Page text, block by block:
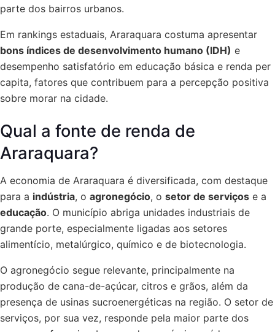
parte dos bairros urbanos.
Em rankings estaduais, Araraquara costuma apresentar
bons índices de desenvolvimento humano (IDH) e
desempenho satisfatório em educação básica e renda per
capita, fatores que contribuem para a percepção positiva
sobre morar na cidade.
Qual a fonte de renda de
Araraquara?
A economia de Araraquara é diversificada, com destaque
para a indústria, o agronegócio, o setor de serviços e a
educação. O município abriga unidades industriais de
grande porte, especialmente ligadas aos setores
alimentício, metalúrgico, químico e de biotecnologia.
O agronegócio segue relevante, principalmente na
produção de cana-de-açúcar, citros e grãos, além da
presença de usinas sucroenergéticas na região. O setor de
serviços, por sua vez, responde pela maior parte dos